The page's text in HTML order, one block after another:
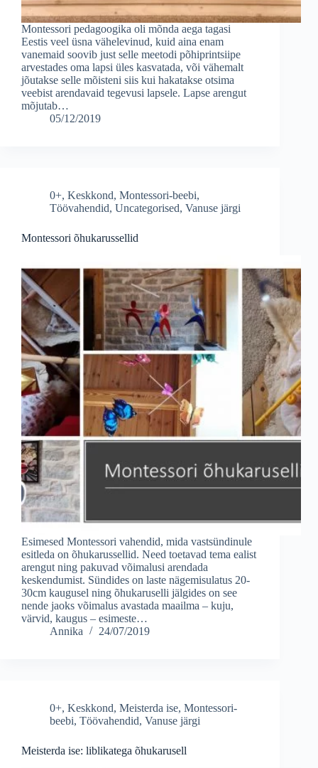
Montessori pedagoogika oli mõnda aega tagasi
Eestis veel üsna vähelevinud, kuid aina enam
vanemaid soovib just selle meetodi põhiprintsiipe
arvestades oma lapsi üles kasvatada, või vähemalt
jõutakse selle mõisteni siis kui hakatakse otsima
veebist arendavaid tegevusi lapsele. Lapse arengut
mõjutab…
05/12/2019
0+, Keskkond, Montessori-beebi,
Töövahendid, Uncategorised, Vanuse järgi
Montessori õhukarussellid
Esimesed Montessori vahendid, mida vastsündinule
esitleda on õhukarussellid. Need toetavad tema ealist
arengut ning pakuvad võimalusi arendada
keskendumist. Sündides on laste nägemisulatus 20-
30cm kaugusel ning õhukaruselli jälgides on see
nende jaoks võimalus avastada maailma – kuju,
värvid, kaugus – esimeste…
Annika
24/07/2019
0+, Keskkond, Meisterda ise, Montessori-
beebi, Töövahendid, Vanuse järgi
Meisterda ise: liblikatega õhukarusell